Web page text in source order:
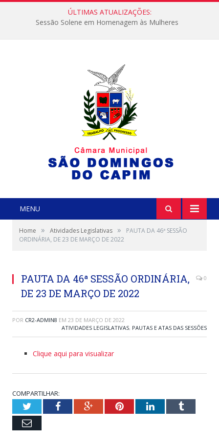
ÚLTIMAS ATUALIZAÇÕES:
Sessão Solene em Homenagem às Mulheres
MENU
Home » Atividades Legislativas »
PAUTA DA 46ª SESSÃO
ORDINÁRIA, DE 23 DE MARÇO DE 2022
PAUTA DA 46ª SESSÃO ORDINÁRIA,
DE 23 DE MARÇO DE 2022
0
POR CR2-ADMIN8 EM 23 DE MARÇO DE 2022
ATIVIDADES LEGISLATIVAS, PAUTAS E ATAS DAS SESSÕES
Clique aqui para visualizar
COMPARTILHAR:
TwitterFacebookGoogle+PinterestLinkedInTumblr
Email